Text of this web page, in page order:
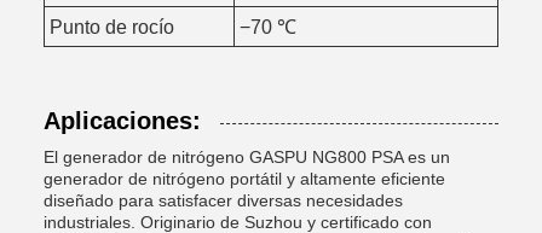
Punto de rocío −70 ℃
Aplicaciones:
El generador de nitrógeno GASPU NG800 PSA es un
generador de nitrógeno portátil y altamente eficiente
diseñado para satisfacer diversas necesidades
industriales. Originario de Suzhou y certificado con